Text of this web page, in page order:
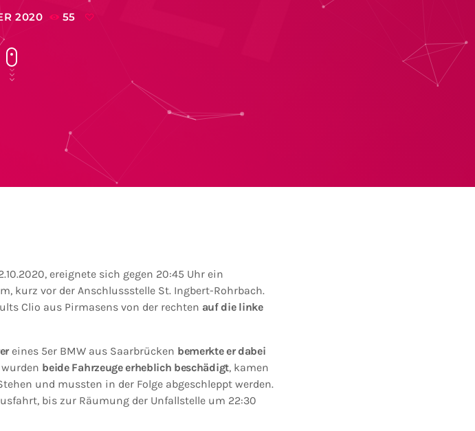
2020 55
ereignete sich gegen 20:45 Uhr ein
kurz vor der Anschlussstelle St. Ingbert-Rohrbach.
Clio aus Pirmasens von der rechten auf die linke
eines 5er BMW aus Saarbrücken bemerkte er dabei
beide Fahrzeuge erheblich beschädigt, kamen
und mussten in der Folge abgeschleppt werden.
bis zur Räumung der Unfallstelle um 22:30